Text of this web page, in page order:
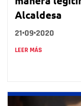
Alcaldesa
21•09•2020
LEER MÁS